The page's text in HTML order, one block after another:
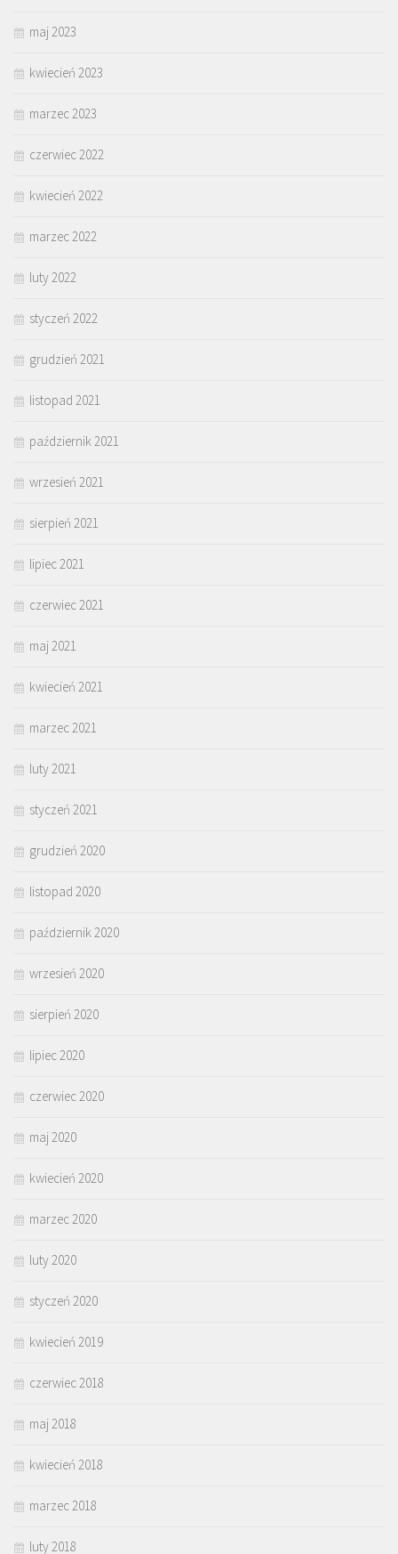
maj 2023
kwiecień 2023
marzec 2023
czerwiec 2022
kwiecień 2022
marzec 2022
luty 2022
styczeń 2022
grudzień 2021
listopad 2021
październik 2021
wrzesień 2021
sierpień 2021
lipiec 2021
czerwiec 2021
maj 2021
kwiecień 2021
marzec 2021
luty 2021
styczeń 2021
grudzień 2020
listopad 2020
październik 2020
wrzesień 2020
sierpień 2020
lipiec 2020
czerwiec 2020
maj 2020
kwiecień 2020
marzec 2020
luty 2020
styczeń 2020
kwiecień 2019
czerwiec 2018
maj 2018
kwiecień 2018
marzec 2018
luty 2018